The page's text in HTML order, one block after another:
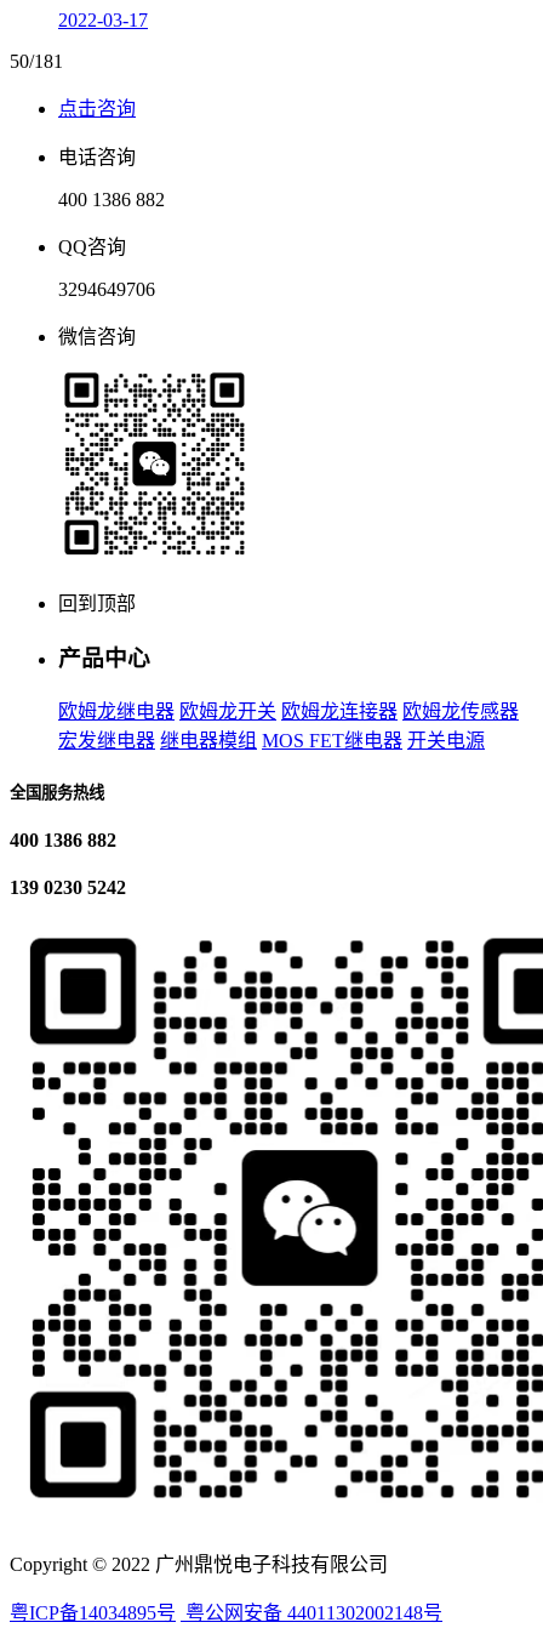
2022-03-17
50/181
点击咨询
电话咨询
400 1386 882
QQ咨询
3294649706
微信咨询
回到顶部
产品中心
欧姆龙继电器 欧姆龙开关 欧姆龙连接器 欧姆龙传感器
宏发继电器 继电器模组 MOS FET继电器 开关电源
全国服务热线
400 1386 882
139 0230 5242
Copyright © 2022 广州鼎悦电子科技有限公司
粤ICP备14034895号 粤公网安备 44011302002148号